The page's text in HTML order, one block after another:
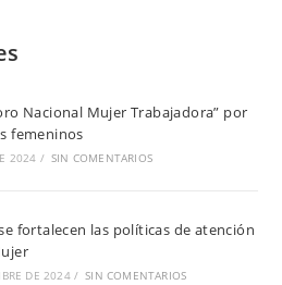
Nacional Mujer Trabajadora” por
femeninos
2024 / SIN COMENTARIOS
fortalecen las políticas de atención
DE 2024 / SIN COMENTARIOS